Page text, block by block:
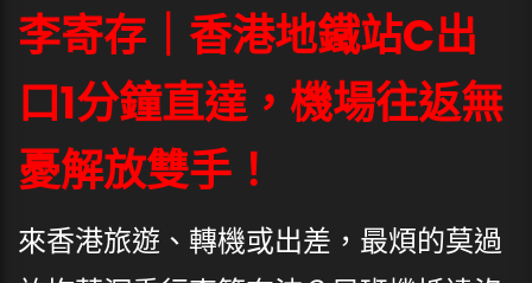
李寄存｜香港地鐵站C出
口1分鐘直達，機場往返無
憂解放雙手！
來香港旅遊、轉機或出差，最煩的莫過